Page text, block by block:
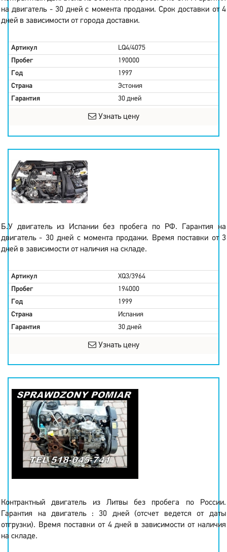
на двигатель - 30 дней с момента продажи. Срок доставки от 4
дней в зависимости от города доставки.
Артикул
LQ4/4075
Пробег
190000
Год
1997
Страна
Эстония
Гарантия
30 дней
Узнать цену
Б.У двигатель из Испании без пробега по РФ. Гарантия на
двигатель - 30 дней с момента продажи. Время поставки от 3
дней в зависимости от наличия на складе.
Артикул
XQ3/3964
Пробег
194000
Год
1999
Страна
Испания
Гарантия
30 дней
Узнать цену
Контрактный двигатель из Литвы без пробега по России.
Гарантия на двигатель : 30 дней (отсчет ведется от даты
отгрузки). Время поставки от 4 дней в зависимости от наличия
на складе.